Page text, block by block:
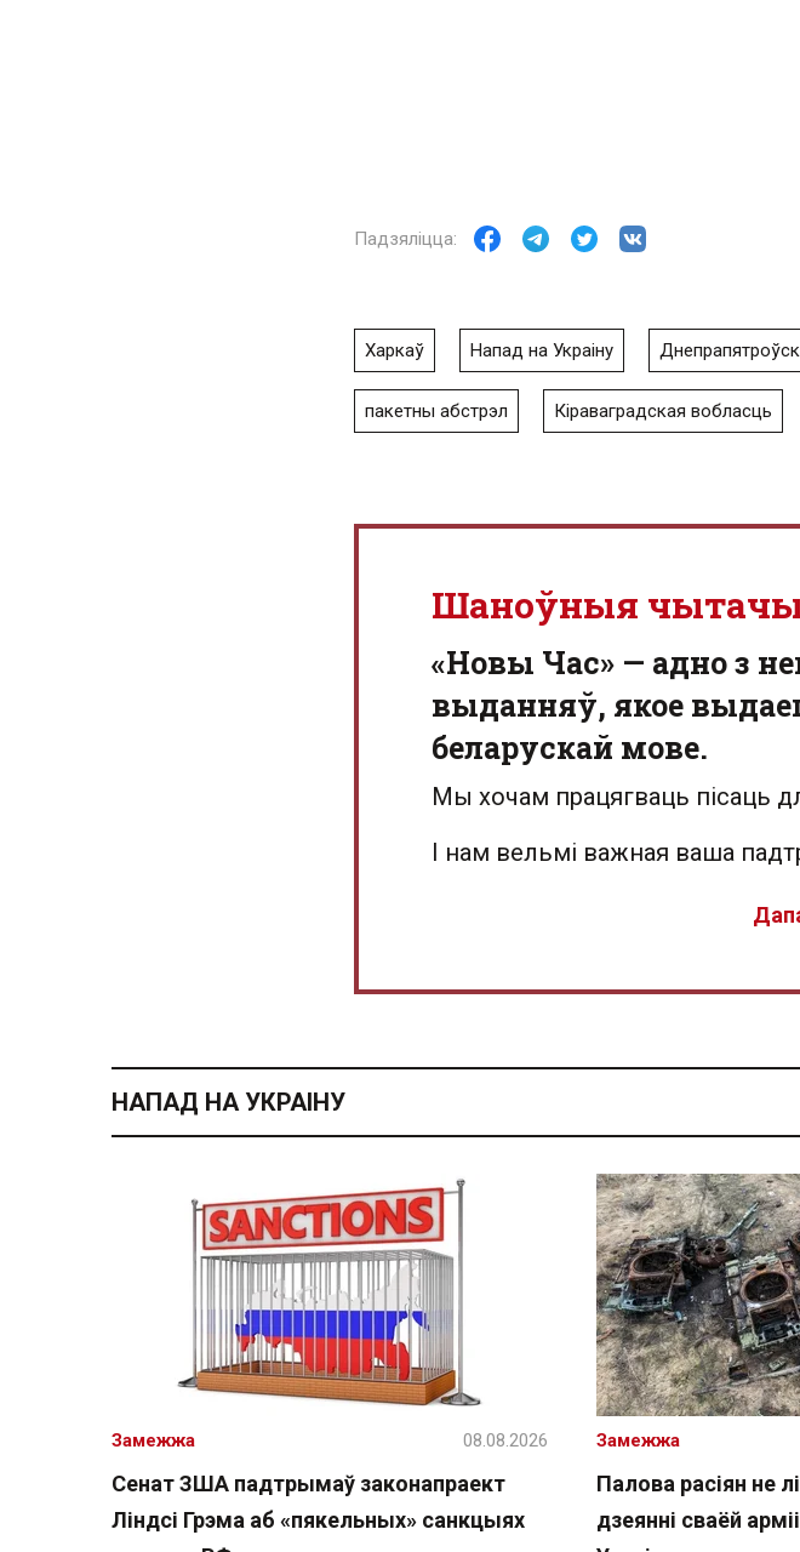
Харкаў Напад на Украіну
пакетны абстрэл Кіраваградская вобласць
Шаноўныя
«Новы Час» — адно з
выданняў, якое
беларускай мове.
Мы хочам працягваць пісаць
І нам вельмі важная ваша
НАПАД НА УКРАІНУ
Сенат ЗША падтрымаў законапраект
Ліндсі Грэма аб «пякельных» санкцыях
Замежжа 08.08.2026
Палова расіян не
дзеянні сваёй
Замежжа